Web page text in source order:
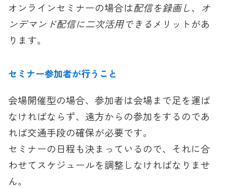
オンラインセミナーの場合は配信を録画し、オ
ンデマンド配信に二次活用できる メリットがあ
ります。
セミナー参加者が行うこと
会場開催型の場合、参加者は会場まで足を運ば
なければならず、遠方からの参加をするのであ
れば交通手段の確保が必要です。
セミナーの日程も決まっているので、それに合
わせてスケジュールを調整しなければなりませ
ん。